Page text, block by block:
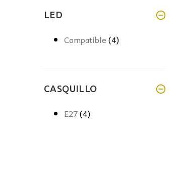
LED
Compatible(4)
CASQUILLO
E27(4)